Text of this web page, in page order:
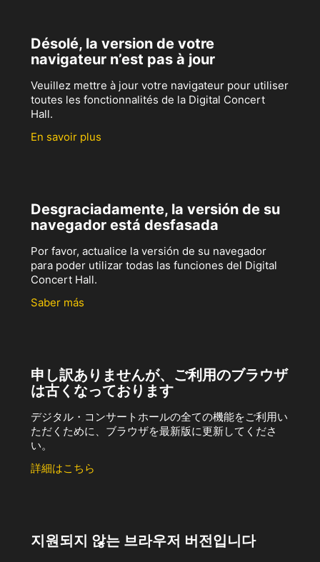
Désolé, la version de votre
navigateur n’est pas à jour
Veuillez mettre à jour votre navigateur pour utiliser
toutes les fonctionnalités de la Digital Concert
Hall.
En savoir plus
Desgraciadamente, la versión de su
navegador está desfasada
Por favor, actualice la versión de su navegador
para poder utilizar todas las funciones del Digital
Concert Hall.
Saber más
申し訳ありませんが、ご利用のブラウザ
は古くなっております
デジタル・コンサートホールの全ての機能をご利用い
ただくために、ブラウザを最新版に更新してくださ
い。
詳細はこちら
지원되지 않는 브라우저 버전입니다